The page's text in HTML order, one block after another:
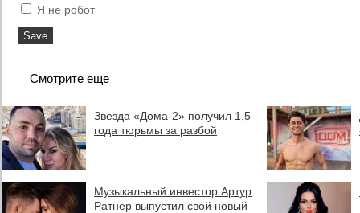
Я не робот
Смотрите еще
Звезда «Дома-2» получил 1,5
года тюрьмы за разбой
Музыкальный инвестор Артур
Ратнер выпустил свой новый